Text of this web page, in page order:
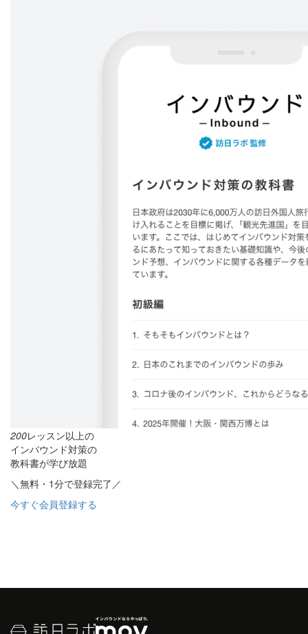
200レッスン以上の
インバウンド対策の
教科書が学び放題
＼無料・1分で登録完了／
今すぐ会員登録する